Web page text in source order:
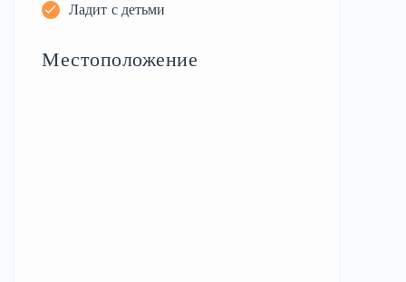
Ладит с детьми
Местоположение